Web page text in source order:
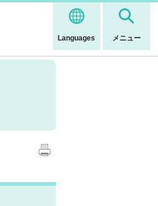
Languages メニュー